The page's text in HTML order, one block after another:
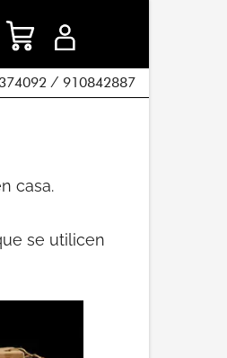
/ 910842887
casa.
se utilicen